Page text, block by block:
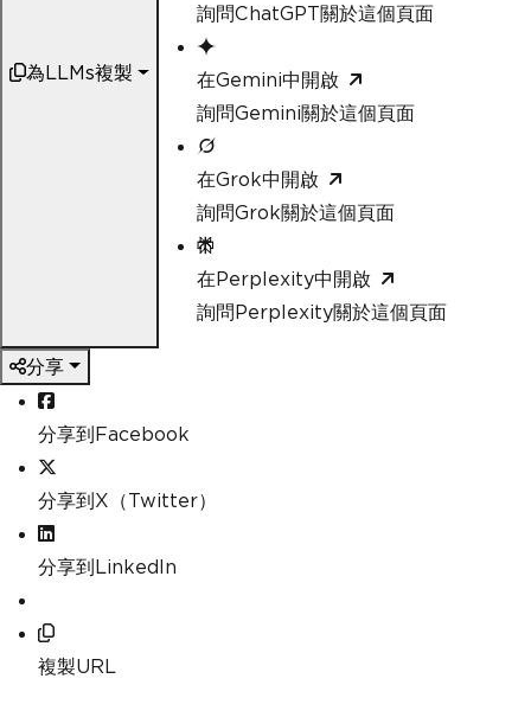
為LLMs複製
詢問ChatGPT關於這個頁面
在Gemini中開啟
詢問Gemini關於這個頁面
在Grok中開啟
詢問Grok關於這個頁面
在Perplexity中開啟
詢問Perplexity關於這個頁面
分享
分享到Facebook
分享到X（Twitter）
分享到LinkedIn
複製URL